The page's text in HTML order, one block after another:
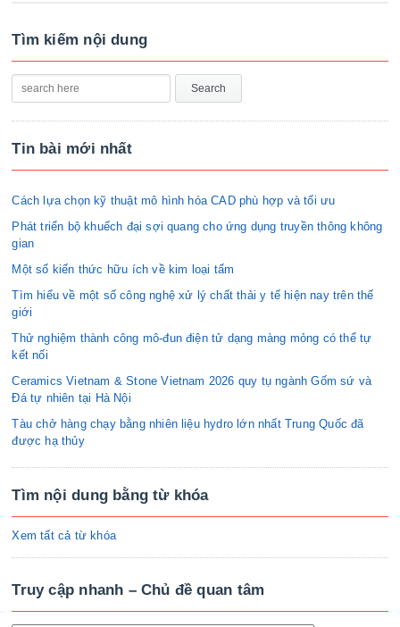
Tìm kiếm nội dung
Tin bài mới nhất
Cách lựa chọn kỹ thuật mô hình hóa CAD phù hợp và tối ưu
Phát triển bộ khuếch đại sợi quang cho ứng dụng truyền thông không
gian
Một số kiến thức hữu ích về kim loại tấm
Tìm hiểu về một số công nghệ xử lý chất thải y tế hiện nay trên thế
giới
Thử nghiệm thành công mô-đun điện tử dạng màng mỏng có thể tự
kết nối
Ceramics Vietnam & Stone Vietnam 2026 quy tụ ngành Gốm sứ và
Đá tự nhiên tại Hà Nội
Tàu chở hàng chạy bằng nhiên liệu hydro lớn nhất Trung Quốc đã
được hạ thủy
Tìm nội dung bằng từ khóa
Xem tất cả từ khóa
Truy cập nhanh – Chủ đề quan tâm